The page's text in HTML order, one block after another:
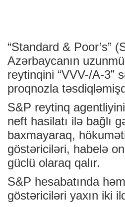
“Standard & Poor’s”
Azərbaycanın
reytinqini “VVV-/A-3”
proqnozla
S&P reytinq
neft hasilatı ilə bağlı
baxmayaraq,
göstəriciləri, habelə
güclü olaraq qalır.
S&P hesabatında
göstəriciləri yaxın iki